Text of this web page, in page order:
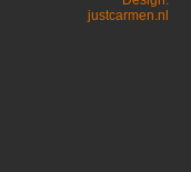
justcarmen.nl